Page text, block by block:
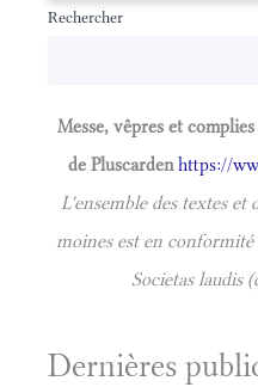
Rechercher
Messe, vêpres et
de Pluscardenhttps://
L'ensemble des textes et
moines est en conformité
Societas laudis
Dernières